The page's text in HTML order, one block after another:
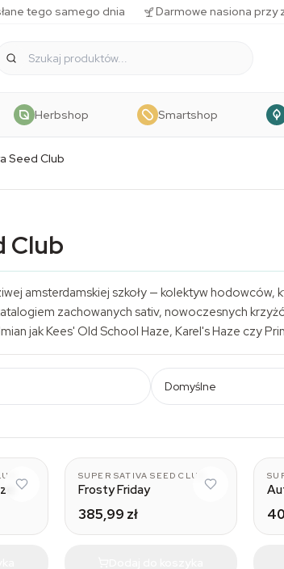
tego samego dnia Darmowe nasiona przy
Herbshop Smartshop
Seed Club
Club
amsterdamskiej szkoły — kolektyw
zachowanych sativ, nowoczesnych
jak Kees' Old School Haze, Karel's Haze czy
Domyślne
SUPER SATIVA SEED CLUB
Frosty Friday
385,99 zł